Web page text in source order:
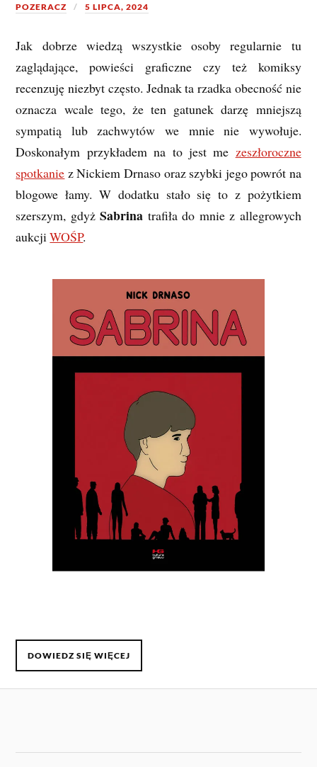
POZERACZ 5 LIPCA, 2024
Jak dobrze wiedzą wszystkie osoby regularnie tu
zaglądające, powieści graficzne czy też komiksy
recenzuję niezbyt często. Jednak ta rzadka obecność nie
oznacza wcale tego, że ten gatunek darzę mniejszą
sympatią lub zachwytów we mnie nie wywołuje.
Doskonałym przykładem na to jest me zeszłoroczne
spotkanie z Nickiem Drnaso oraz szybki jego powrót na
blogowe łamy. W dodatku stało się to z pożytkiem
szerszym, gdyżSabrina trafiła do mnie z allegrowych
aukcjiWOŚP.
DOWIEDZ SIĘ WIĘCEJ